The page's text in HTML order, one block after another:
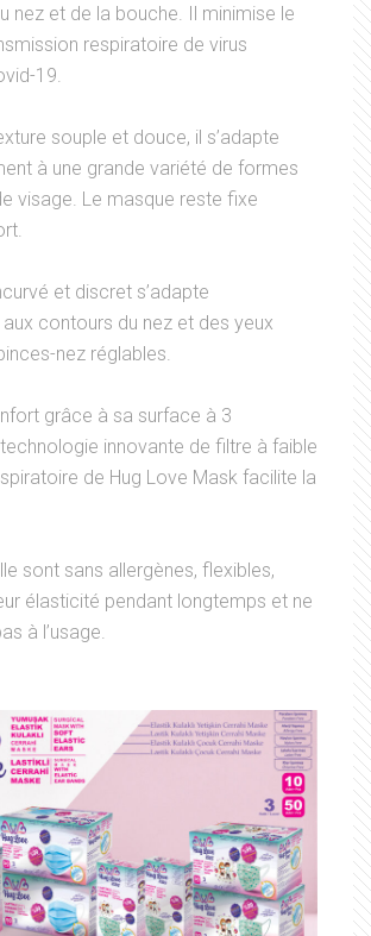
nez et de la bouche. Il minimise le
respiratoire de virus
19.
souple et douce, il s’adapte
à une grande variété de formes
visage. Le masque reste fixe
et discret s’adapte
contours du nez et des yeux
nez réglables.
grâce à sa surface à 3
innovante de filtre à faible
de Hug Love Mask facilite la
sont sans allergènes, flexibles,
élasticité pendant longtemps et ne
à l’usage.